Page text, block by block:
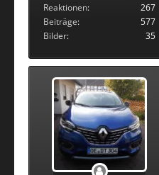
Reaktionen
267
Beiträge
577
Bilder
35